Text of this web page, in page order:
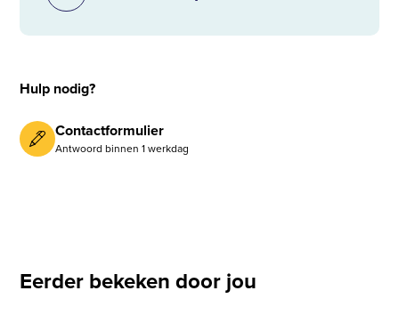
Hulp nodig?
Contactformulier
Antwoord binnen 1 werkdag
Eerder bekeken door jou